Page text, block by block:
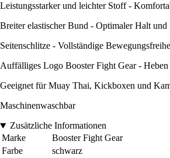
Leistungsstarker und leichter Stoff -
Breiter elastischer Bund - Optimaler Halt
Seitenschlitze - Vollständige
Auffälliges Logo Booster Fight Gear -
Geeignet für Muay Thai, Kickboxen und
Maschinenwaschbar
Zusätzliche Informationen
Marke
Booster Fight Gear
Farbe
schwarz